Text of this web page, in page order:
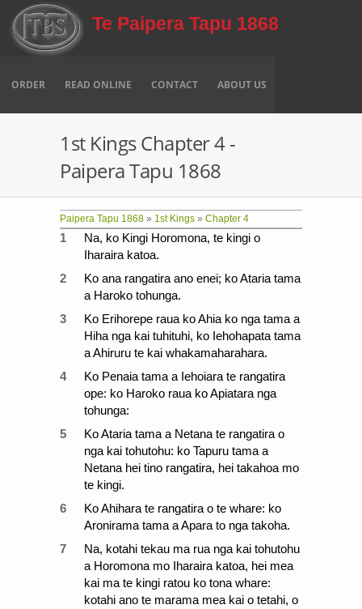
Skip to main content
Te Paipera Tapu 1868
ORDER READ ONLINE CONTACT ABOUT US
1st Kings Chapter 4 -
Paipera Tapu 1868
Paipera Tapu 1868 » 1st Kings » Chapter 4
1
Na, ko Kingi Horomona, te kingi o
Iharaira katoa.
2
Ko ana rangatira ano enei; ko Ataria tama
a Haroko tohunga.
3
Ko Erihorepe raua ko Ahia ko nga tama a
Hiha nga kai tuhituhi, ko Iehohapata tama
a Ahiruru te kai whakamaharahara.
4
Ko Penaia tama a Iehoiara te rangatira
ope: ko Haroko raua ko Apiatara nga
tohunga:
5
Ko Ataria tama a Netana te rangatira o
nga kai tohutohu: ko Tapuru tama a
Netana hei tino rangatira, hei takahoa mo
te kingi.
6
Ko Ahihara te rangatira o te whare: ko
Aronirama tama a Apara to nga takoha.
7
Na, kotahi tekau ma rua nga kai tohutohu
a Horomona mo Iharaira katoa, hei mea
kai ma te kingi ratou ko tona whare:
kotahi ano te marama mea kai o tetahi, o